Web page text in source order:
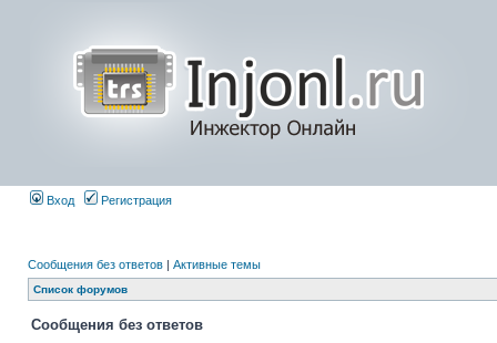
Вход Регистрация
Сообщения без ответов | Активные темы
Список форумов
Сообщения без ответов